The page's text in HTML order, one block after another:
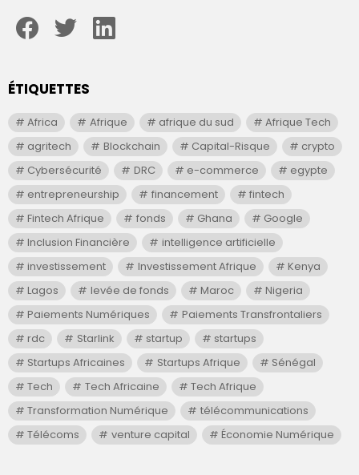
ÉTIQUETTES
Africa Afrique afrique du sud
Afrique Tech
agritech
Blockchain Capital-Risque
crypto
Cybersécurité
DRC e-commerce
egypte
entrepreneurship
financement
fintech
Fintech Afrique
fonds Ghana
Google
Inclusion Financière
intelligence artificielle
investissement
Investissement Afrique
Kenya
Lagos
levée de fonds Maroc
Nigeria
Paiements Numériques
Paiements Transfrontaliers
rdc
Starlink startup
startups
Startups Africaines
Startups Afrique
Sénégal
Tech
Tech Africaine
Tech Afrique
Transformation Numérique
télécommunications
Télécoms
venture capital Économie Numérique